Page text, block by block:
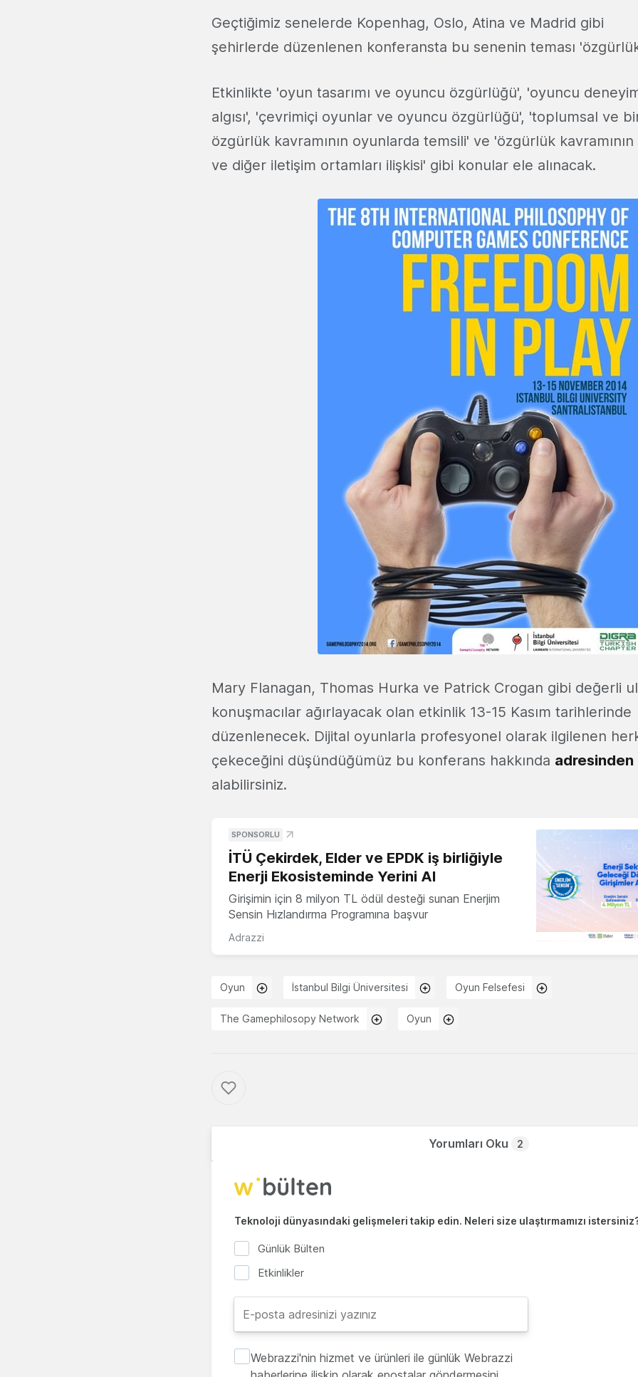
Geçtiğimiz senelerde Kopenhag, Oslo, Atina ve Madrid gibi
şehirlerde düzenlenen konferansta bu senenin teması
Etkinlikte 'oyun tasarımı ve oyuncu özgürlüğü', 'oyuncu
algısı', 'çevrimiçi oyunlar ve oyuncu özgürlüğü', 'toplumsal ve
özgürlük kavramının oyunlarda temsili' ve 'özgürlük
ve diğer iletişim ortamları ilişkisi' gibi konular ele alınacak.
Mary Flanagan, Thomas Hurka ve Patrick Crogan gibi değerli
konuşmacılar ağırlayacak olan etkinlik 13-15 Kasım tarihlerinde
düzenlenecek. Dijital oyunlarla profesyonel olarak ilgilenen
çekeceğini düşündüğümüz bu konferans hakkında adresinden
alabilirsiniz.
SPONSORLU
İTÜ Çekirdek, Elder ve EPDK iş birliğiyle
Enerji Ekosisteminde Yerini Al
Girişimin için 8 milyon TL ödül desteği sunan Enerjim
Sensin Hızlandırma Programına başvur
Adrazzi
Oyun İstanbul Bilgi Üniversitesi Oyun Felsefesi
The Gamephilosopy Network Oyun
Yorumları Oku 2
Teknoloji dünyasındaki gelişmeleri takip edin. Neleri size ulaştırmamızı
Günlük Bülten
Etkinlikler
Webrazzi'nin hizmet ve ürünleri ile günlük Webrazzi